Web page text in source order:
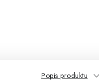
Popis produktu